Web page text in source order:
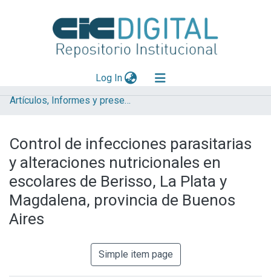
Log In(current)
Explorar
Aportar material
Statistics
Artículos, Informes y presentaciones en Congresos (UNLP)
Control de infecciones parasitarias
y alteraciones nutricionales en
escolares de Berisso, La Plata y
Magdalena, provincia de Buenos
Aires
Simple item page